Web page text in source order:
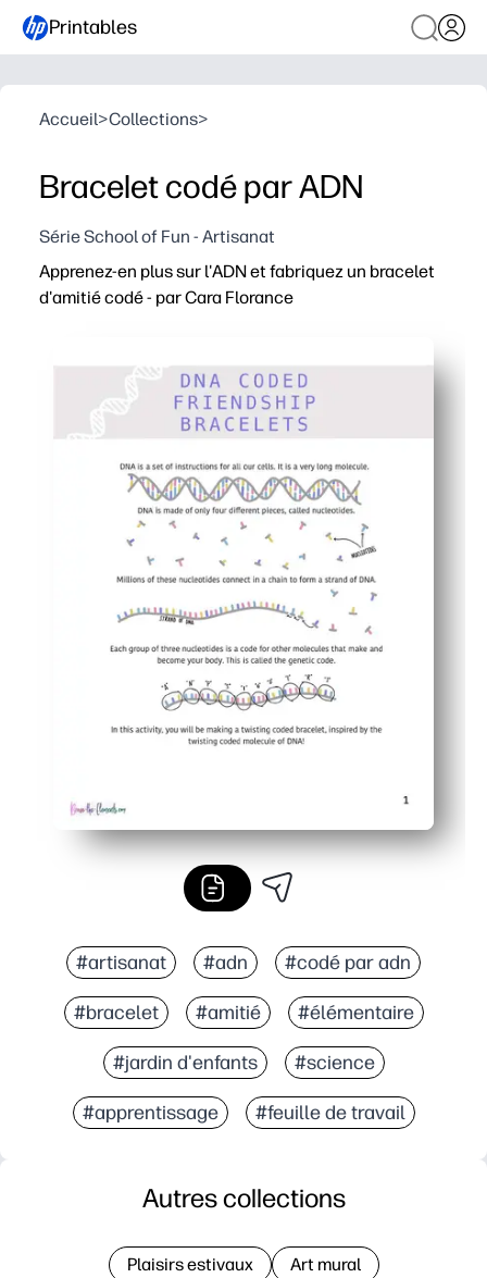
Printables
Accueil>Collections>
Bracelet codé par ADN
Série School of Fun - Artisanat
Apprenez-en plus sur l'ADN et fabriquez un bracelet
d'amitié codé - par Cara Florance
#artisanat #adn #codé par adn
#bracelet #amitié #élémentaire
#jardin d'enfants #science
#apprentissage #feuille de travail
Autres collections
Plaisirs estivaux Art mural